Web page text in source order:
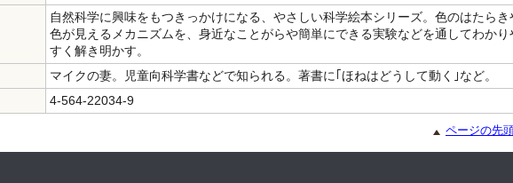
自然科学に興味をもつきっかけになる、やさしい科学絵本シリーズ。色のはたらき
色が見えるメカニズムを、身近なことがらや簡単にできる実験などを通してわかり
すく解き明かす。
マイクの妻。児童向科学書などで知られる。著書に｢ほねはどうして動く｣など。
4-564-22034-9
ページの先